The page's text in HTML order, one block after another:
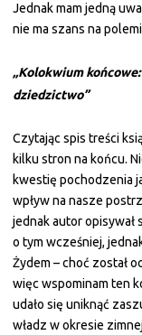
Jednak mam jedną
nie ma szans na
„Kolokwium
dziedzictwo”
Czytając spis treści
kilku stron na końcu.
kwestię pochodzenia
wpływ na nasze
jednak autor opisywał
o tym wcześniej,
Żydem – choć został
więc wspominam ten
udało się uniknąć
władz w okresie